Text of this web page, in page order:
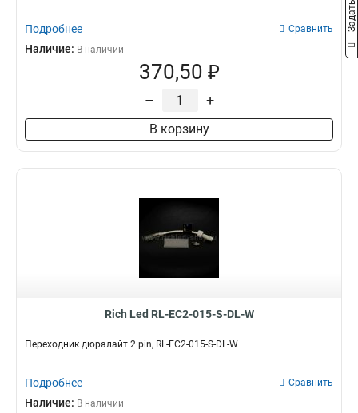
Подробнее Сравнить
Наличие: В наличии
370,50 ₽
– +
В корзину
Rich Led RL-EC2-015-S-DL-W
Переходник дюралайт 2 pin, RL-EC2-015-S-DL-W
Подробнее Сравнить
Наличие: В наличии